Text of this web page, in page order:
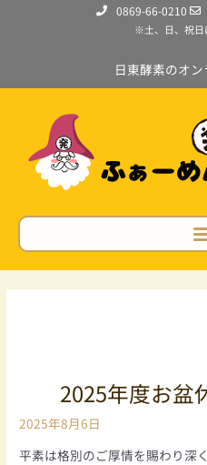
0869-66-0210
※土、日、祝日
日東酵素のオ
2025年度お盆
2025年8月6日
平素は格別のご厚情を賜わり深